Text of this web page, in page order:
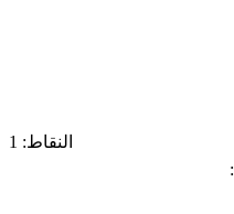
النقاط: 1